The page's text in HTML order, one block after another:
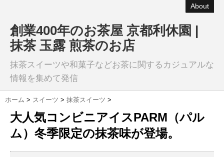
About
創業400年のお茶屋 京都利休園 |
抹茶 玉露 煎茶のお店
抹茶スイーツや和菓子などお茶に関するカジュアルな
情報を集めて発信
ホーム > スイーツ > 抹茶スイーツ >
大人気コンビニアイスPARM（パル
ム）冬季限定の抹茶味が登場。